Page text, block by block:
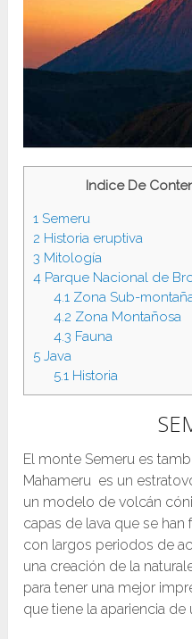
Indice De
1 Semeru
2 Historia eruptiva
3 Mitología
4 Parque Nacional de
4.1Zona Sub-
4.2 Zona Montañosa
4.3 Fauna
5 Java
5.1Historia
El monte Semeru es
Mahameru es un
un modelo de volcán
capas de lava que se
con largos periodos de
una creación de la
para tener una mejor
que tiene la apariencia de